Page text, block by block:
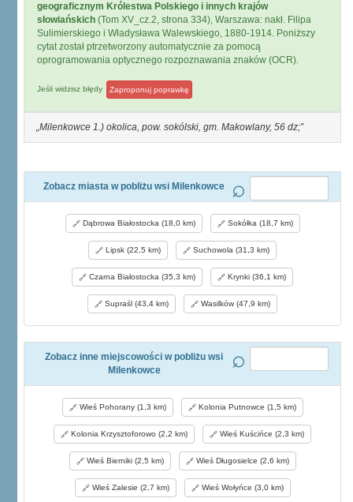
geograficznym Królestwa Polskiego i innych krajów
słowiańskich (Tom XV_cz.2, strona 334), Warszawa: nakł. Filipa
Sulimierskiego i Władysława Walewskiego, 1880-1914. Poniższy
cytat został ptrzetworzony automatycznie za pomocą
oprogramowania optycznego rozpoznawania znaków (OCR).
Jeśli widzisz błędy Zaproponuj poprawkę
Milenkowce 1.) okolica, pow. sokólski, gm. Makowlany, 56 dz;
Zobacz miasta w pobliżu wsi Milenkowce
Dąbrowa Białostocka (18,0 km) Sokółka (18,7 km)
Lipsk (22,5 km) Suchowola (31,3 km)
Czarna Białostocka (35,3 km) Krynki (36,1 km)
Supraśl (43,4 km) Wasilków (47,9 km)
Zobacz inne miejscowości w pobliżu wsi
Milenkowce
Wieś Pohorany (1,3 km) Kolonia Putnowce (1,5 km)
Kolonia Krzysztoforowo (2,2 km) Wieś Kuścińce (2,3 km)
Wieś Bierniki (2,5 km) Wieś Długosielce (2,6 km)
Wieś Zalesie (2,7 km) Wieś Wołyńce (3,0 km)